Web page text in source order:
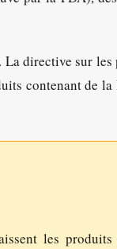
directive sur
contenant de
les produits